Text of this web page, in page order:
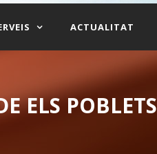
ACTUALITAT
ELS POBLETS